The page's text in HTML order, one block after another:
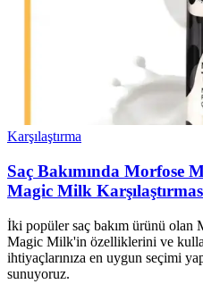
Karşılaştırma
Saç Bakımında Morfose
Magic Milk
İki popüler saç bakım ürünü
Magic Milk'in özelliklerini ve
ihtiyaçlarınıza en uygun seçimi
sunuyoruz.